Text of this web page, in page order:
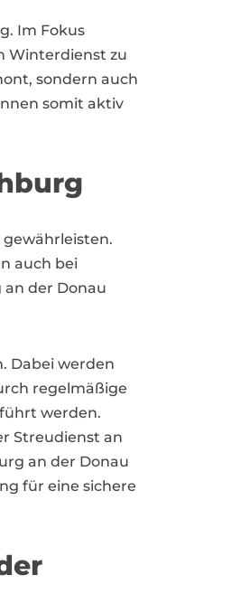
Im Fokus
Winterdienst zu
sondern auch
somit aktiv
auch bei
der Donau
Dabei werden
regelmäßige
werden.
Streudienst an
an der Donau
für eine sichere